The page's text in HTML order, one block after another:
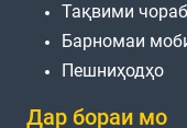
Тақвими
Барномаи
Пешниҳодҳо
Дар бораи мо